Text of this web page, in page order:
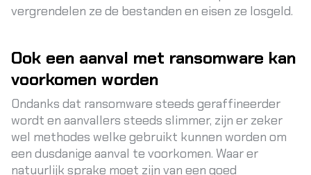
vergrendelen ze de bestanden en eisen ze losgeld.
Ook een aanval met ransomware kan
voorkomen worden
Ondanks dat ransomware steeds geraffineerder
wordt en aanvallers steeds slimmer, zijn er zeker
wel methodes welke gebruikt kunnen worden om
een dusdanige aanval te voorkomen. Waar er
natuurlijk sprake moet zijn van een goed